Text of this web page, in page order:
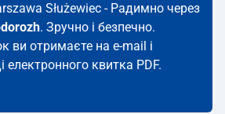
Służewiec - Радимно через
. Зручно і безпечно.
ви отримаєте на e-mail і
електронного квитка PDF.